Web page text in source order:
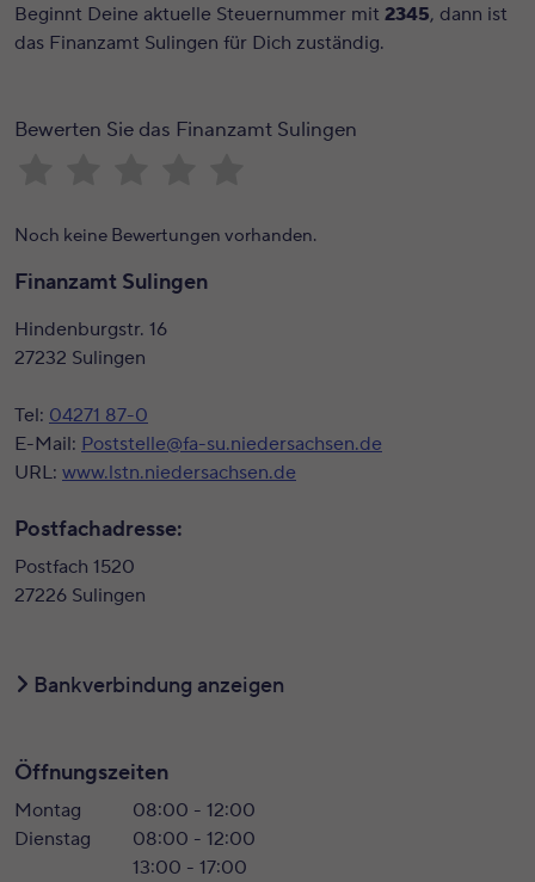
Beginnt Deine aktuelle Steuernummer mit 2345, dann ist
das Finanzamt Sulingen für Dich zuständig.
Bewerten Sie das Finanzamt Sulingen
Noch keine Bewertungen vorhanden.
Finanzamt Sulingen
Hindenburgstr. 16
27232 Sulingen
Tel: 04271 87-0
E-Mail: Poststelle@fa-su.niedersachsen.de
URL: www.lstn.niedersachsen.de
Postfachadresse:
Postfach 1520
27226 Sulingen
Bankverbindung anzeigen
Öffnungszeiten
Montag
08:00 - 12:00
Dienstag
08:00 - 12:00
13:00 - 17:00